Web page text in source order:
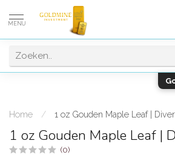
MENU
Home / 1 oz Gouden Maple Leaf |
1 oz Gouden Maple Leaf |
(0)